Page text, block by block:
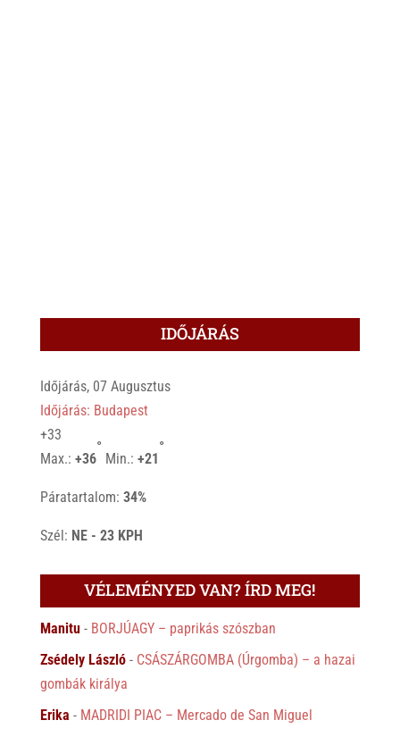
IDŐJÁRÁS
Időjárás, 07 Augusztus
Időjárás: Budapest
+33
Max.: +36
°
Min.: +21
°
Páratartalom: 34%
Szél: NE - 23 KPH
VÉLEMÉNYED VAN? ÍRD MEG!
Manitu- BORJÚAGY – paprikás szószban
Zsédely László- CSÁSZÁRGOMBA (Úrgomba) – a hazai
gombák királya
Erika - MADRIDI PIAC – Mercado de San Miguel